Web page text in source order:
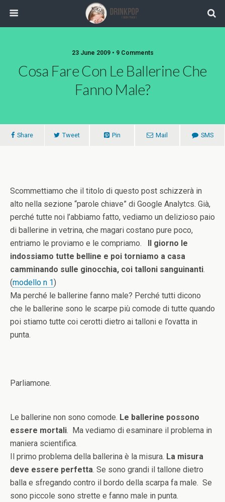
23 June 2009 • 9 Comments
Cosa Fare Con Le Ballerine Che
Fanno Male?
Share Tweet Pin Mail SMS
Scommettiamo che il titolo di questo post schizzerà in
alto nella sezione “parole chiave” di Google Analytcs. Già,
perché tutte noi l’abbiamo fatto, vediamo un delizioso paio
di ballerine in vetrina, che magari costano pure poco,
entriamo le proviamo e le compriamo. Il giorno le
indossiamo tutte belline e poi torniamo a casa
camminando sulle ginocchia, coi talloni sanguinanti.
(modello n 1)
Ma perché le ballerine fanno male? Perché tutti dicono
che le ballerine sono le scarpe più comode di tutte quando
poi stiamo tutte coi cerotti dietro ai talloni e l’ovatta in
punta.
Parliamone.
Le ballerine non sono comode. Le ballerine possono
essere mortali. Ma vediamo di esaminare il problema in
maniera scientifica.
Il primo problema della ballerina è la misura. La misura
deve essere perfetta. Se sono grandi il tallone dietro
balla e sfregando contro il bordo della scarpa fa male. Se
sono piccole sono strette e fanno male in punta.